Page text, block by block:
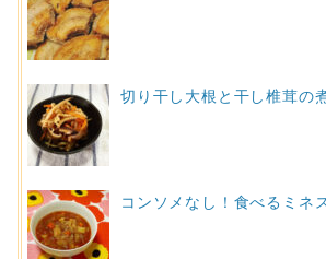
切り干し大根と干し椎茸の
コンソメなし！食べるミネ